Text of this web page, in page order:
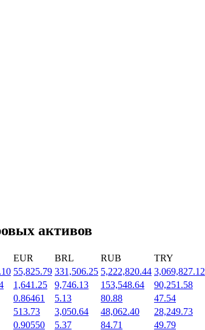
ежедневноактивов
EUR BRL RUB
TRY
55,825.79 331,506.25 5,222,820.44 3,069,827.12
1,641.25 9,746.13 153,548.64
90,251.58
0.86461 5.13 80.88
47.54
513.73 3,050.64 48,062.40
28,249.73
0.90550 5.37 84.71
49.79